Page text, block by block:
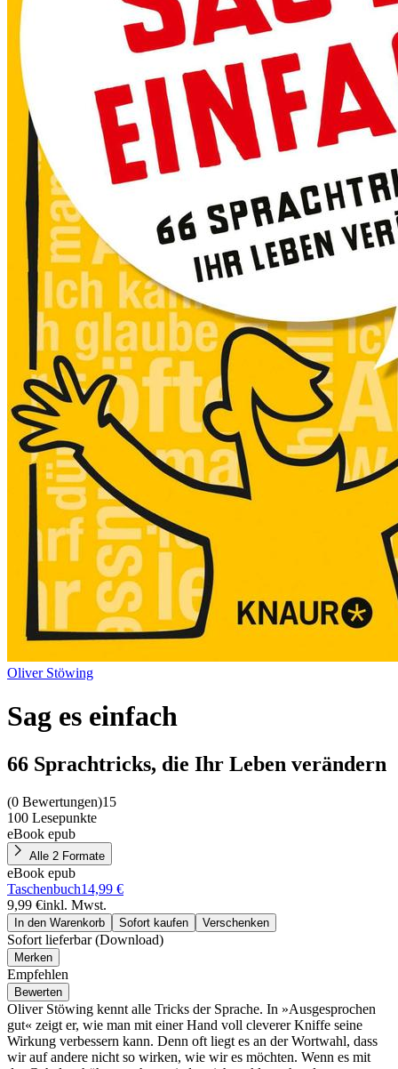
Oliver Stöwing
Sag es einfach
66 Sprachtricks, die Ihr Leben verändern
(0 Bewertungen)15
100 Lesepunkte
eBook epub
Alle 2 Formate
eBook epub
Taschenbuch14,99 €
9,99 €inkl. Mwst.
In den Warenkorb Sofort kaufen Verschenken
Sofort lieferbar (Download)
Merken
Empfehlen
Bewerten
Oliver Stöwing kennt alle Tricks der Sprache. In »Ausgesprochen
gut« zeigt er, wie man mit einer Hand voll cleverer Kniffe seine
Wirkung verbessern kann. Denn oft liegt es an der Wortwahl, dass
wir auf andere nicht so wirken, wie wir es möchten. Wenn es mit